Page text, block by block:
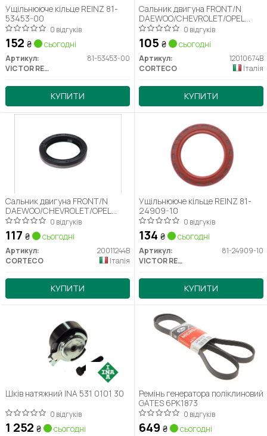
Ущільнююче кільце REINZ 81-
53453-00
0 відгуків
152 ₴ сьогодні
Артикул:
81-53453-00
VICTOR REINZ
КУПИТИ
Сальник двигуна FRONT/N
DAEWOO/CHEVROLET/OPEL
30X42X7 ACM BASLRDX7 (вир-
во Corteco)
0 відгуків
105 ₴ сьогодні
Артикул:
12010674B
CORTECO
Італія
КУПИТИ
Сальник двигуна FRONT/N
DAEWOO/CHEVROLET/OPEL
B1BASLRD 35X48X7 VMQ (вир-во
Corteco)
0 відгуків
117 ₴ сьогодні
Артикул:
20011244B
CORTECO
Італія
КУПИТИ
Ущільнююче кільце REINZ 81-
24909-10
0 відгуків
134 ₴ сьогодні
Артикул:
81-24909-10
VICTOR REINZ
КУПИТИ
Шків натяжний INA 531 0101 30
0 відгуків
1 252 ₴ сьогодні
Ремінь генератора поліклиновий
GATES 6PK1873
0 відгуків
649 ₴ сьогодні